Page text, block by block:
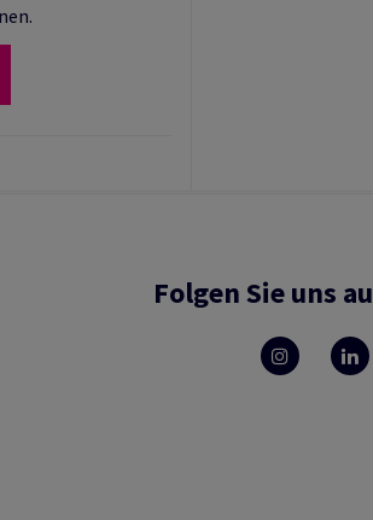
Folgen Sie uns